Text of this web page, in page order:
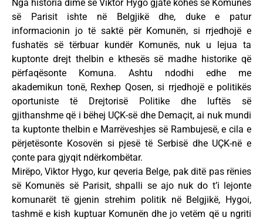
Nga historia dimë se Viktor Hygo gjatë kohës së Komunës
së Parisit ishte në Belgjikë dhe, duke e patur
informacionin jo të saktë për Komunën, si rrjedhojë e
fushatës së tërbuar kundër Komunës, nuk u lejua ta
kuptonte drejt thelbin e kthesës së madhe historike që
përfaqësonte Komuna. Ashtu ndodhi edhe me
akademikun tonë, Rexhep Qosen, si rrjedhojë e politikës
oportuniste të Drejtorisë Politike dhe luftës së
gjithanshme që i bëhej UÇK-së dhe Demaçit, ai nuk mundi
ta kuptonte thelbin e Marrëveshjes së Rambujesë, e cila e
përjetësonte Kosovën si pjesë të Serbisë dhe UÇK-në e
çonte para gjyqit ndërkombëtar.
Mirëpo, Viktor Hygo, kur qeveria Belge, pak ditë pas rënies
së Komunës së Parisit, shpalli se ajo nuk do t’i lejonte
komunarët të gjenin strehim politik në Belgjikë, Hygoi,
tashmë e kish kuptuar Komunën dhe jo vetëm që u ngriti